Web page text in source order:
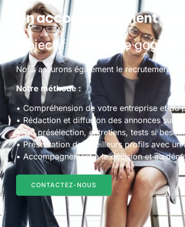
Un accompagnement
Objectif : vous faire
Nous assurons également le recrutement
Notre méthode :
• Compréhension de votre entreprise et du
• Rédaction et diffusion des annonces sur
•Tri, présélection, entretiens, tests si besoin
•Présentation des meilleurs profils avec un
• Accompagnement à la décision et au
CONTACTEZ-NOUS